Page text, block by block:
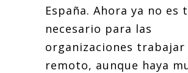
España. Ahora ya no es
necesario para las
organizaciones trabajar
remoto, aunque haya